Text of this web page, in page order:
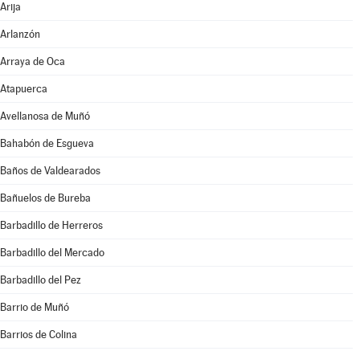
Arija
Arlanzón
Arraya de Oca
Atapuerca
Avellanosa de Muñó
Bahabón de Esgueva
Baños de Valdearados
Bañuelos de Bureba
Barbadillo de Herreros
Barbadillo del Mercado
Barbadillo del Pez
Barrio de Muñó
Barrios de Colina